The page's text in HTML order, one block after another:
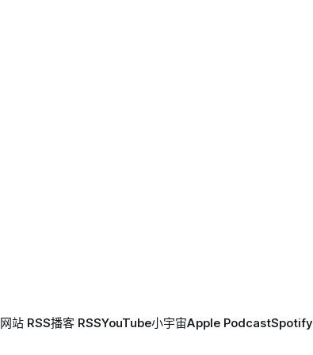
网站 RSS播客 RSSYouTube小宇宙Apple PodcastSpotify